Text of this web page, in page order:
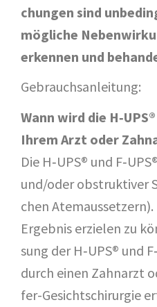
chun­gen sind
mög­li­che
erken­nen und
Gebrauchs­an­lei­tung:
Wann wird die
Ihrem Arzt oder
Die H‑UPS® und
und/​oder obstruk­ti­ver
chen
Ergeb­nis erzie­len zu
sung der H‑UPS® und
durch einen Zahn­arzt
fer-Gesichts­chir­ur­gie